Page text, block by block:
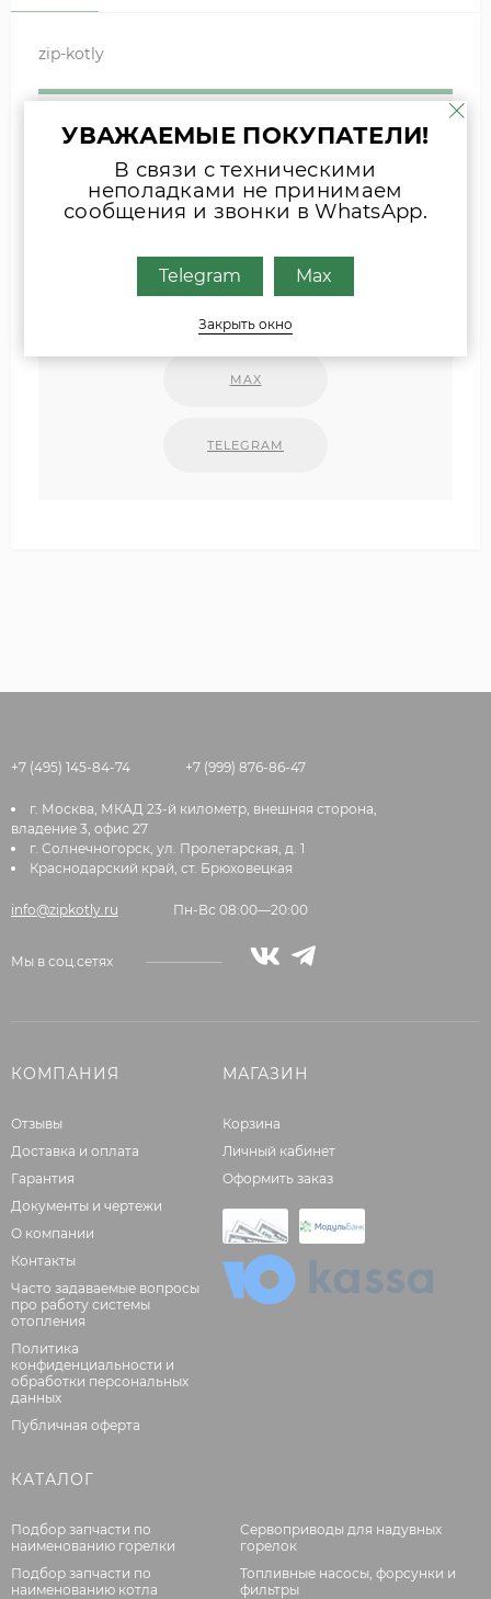
zip-kotly
Если вы затрудняетесь с выбором
шильда оборудования или запчасти
удобным для Вас способом
MAX
TELEGRAM
+7 (495) 145-84-74 +7 (999) 876-86-47
г. Москва, МКАД 23-й километр, внешняя сторона,
владение 3, офис 27
г. Солнечногорск, ул. Пролетарская, д. 1
Краснодарский край, ст. Брюховецкая
info@zipkotly.ru Пн-Вс 08:00—20:00
Мы в соц.сетях
КОМПАНИЯ
Отзывы
Доставка и оплата
Гарантия
Документы и чертежи
О компании
Контакты
Часто задаваемые вопросы
про работу системы
отопления
Политика
конфиденциальности и
обработки персональных
данных
Публичная оферта
МАГАЗИН
Корзина
Личный кабинет
Оформить заказ
КАТАЛОГ
Подбор запчасти по
наименованию горелки
Подбор запчасти по
наименованию котла
Сервоприводы для надувных
горелок
Топливные насосы, форсунки и
фильтры
УВАЖАЕМЫЕ ПОКУПАТЕЛИ!
В связи с техническими
неполадками не принимаем
сообщения и звонки в WhatsApp.
Telegram Max
Закрыть окно